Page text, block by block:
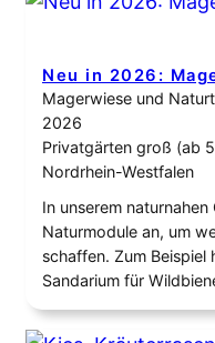
wir Frühjahrsblüher am
Neu in 2026:
Magerwiese und
2026
Privatgärten groß (ab
Nordrhein-Westfalen
In unserem
Naturmodule an, um
schaffen. Zum
Sandarium für
begrüntes Dach mit
frisch angelegten